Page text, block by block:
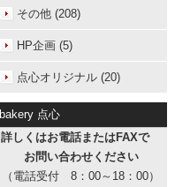
その他 (208)
HP企画 (5)
点心オリジナル (20)
bakery 点心
詳しくはお電話またはFAXで
お問い合わせください
（電話受付 8：00～18：00）